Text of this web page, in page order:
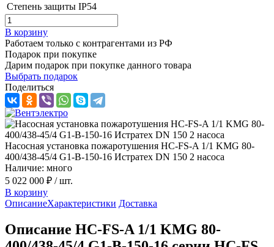
Степень защиты IP54
В корзину
Работаем только с контрагентами из РФ
Подарок при покупке
Дарим подарок при покупке данного товара
Выбрать подарок
Поделиться
Насосная установка пожаротушения HC-FS-A 1/1 KMG 80-
400/438-45/4 G1-B-150-16 Истратех DN 150 2 насоса
Наличие: много
5 022 000 ₽ / шт.
В корзину
ОписаниеХарактеристики Доставка
Описание HC-FS-A 1/1 KMG 80-